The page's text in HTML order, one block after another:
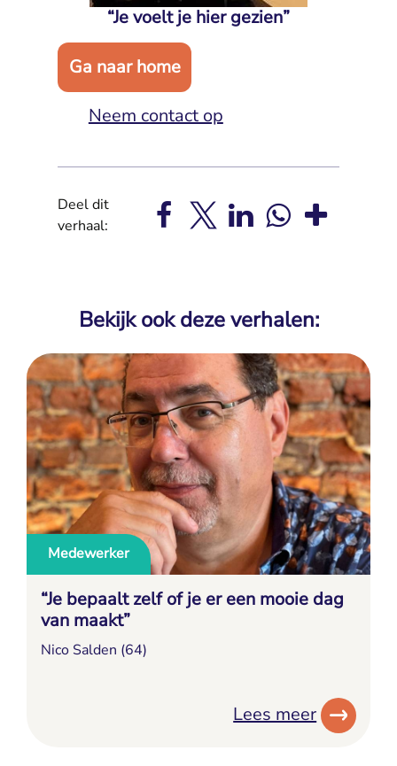
“Je voelt je hier gezien”
Ga naar home
Neem contact op
Deel dit
verhaal:
Bekijk ook deze verhalen:
Medewerker
“Je bepaalt zelf of je er een mooie dag
van maakt”
Nico Salden (64)
Lees meer